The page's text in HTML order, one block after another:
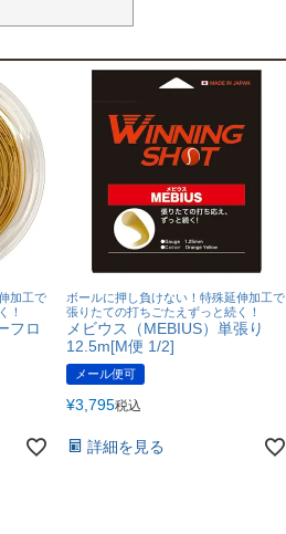
加工で
！
フロ
ボールに押し負けない！特殊延伸加工で
張りたての打ちごたえずっと続く！
メビウス（MEBIUS）単張り
12.5m[M便 1/2]
メール便可
¥3,795税込
詳細を見る